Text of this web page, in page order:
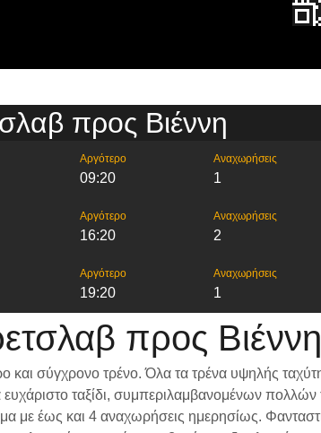
προς Βιέννη
Αργότερο
09:20
Αναχωρήσεις
1
Αργότερο
16:20
Αναχωρήσεις
2
Αργότερο
19:20
Αναχωρήσεις
1
προς Βιέννη
σύγχρονο τρένο. Όλα τα τρένα υψηλής
ταξίδι, συμπεριλαμβανομένων πολλών
με έως και 4 αναχωρήσεις ημερησίως.